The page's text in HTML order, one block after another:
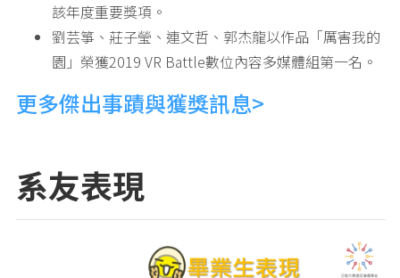
該年度重要獎項。
劉芸箏、莊子瑩、連文哲、郭杰龍以作品「厲害我的
園」榮獲2019 VR Battle數位內容多媒體組第一名。
更多傑出事蹟與獲獎訊息>
系友表現